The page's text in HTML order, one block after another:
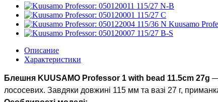
Описание
Характеристики
Блешня KUUSAMO Professor 1 with bead 11.5cm 27g —
лососевих. Завдяки довжині 115 мм та вазі 27 г,